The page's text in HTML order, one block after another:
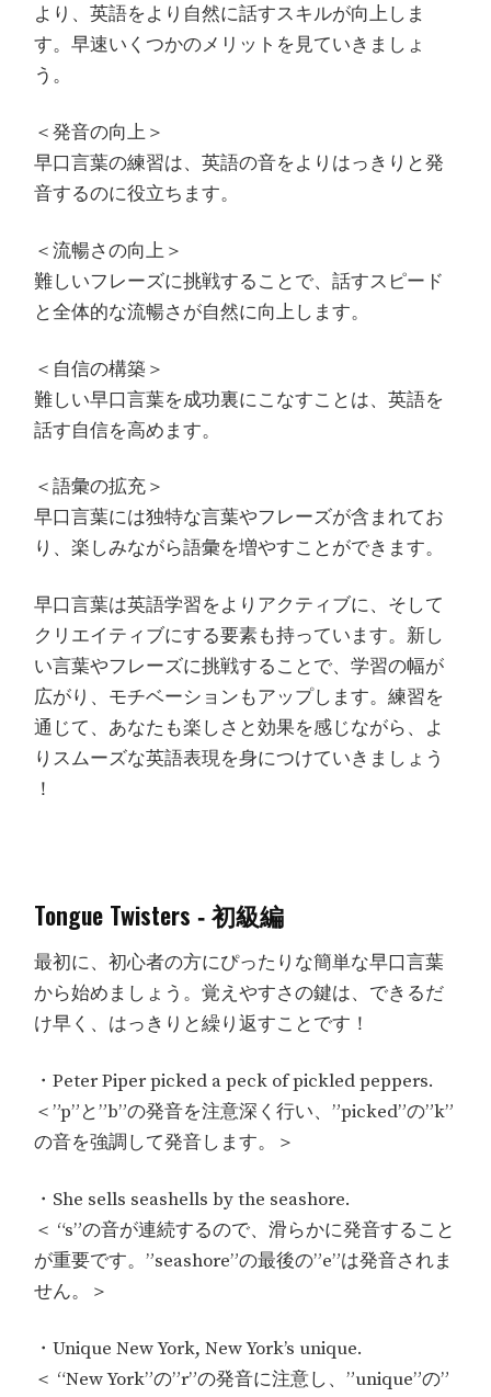
より、英語をより自然に話すスキルが向上しま
す。早速いくつかのメリットを見ていきましょ
う。
＜発音の向上＞
早口言葉の練習は、英語の音をよりはっきりと発
音するのに役立ちます。
＜流暢さの向上＞
難しいフレーズに挑戦することで、話すスピード
と全体的な流暢さが自然に向上します。
＜自信の構築＞
難しい早口言葉を成功裏にこなすことは、英語を
話す自信を高めます。
＜語彙の拡充＞
早口言葉には独特な言葉やフレーズが含まれてお
り、楽しみながら語彙を増やすことができます。
早口言葉は英語学習をよりアクティブに、そして
クリエイティブにする要素も持っています。新し
い言葉やフレーズに挑戦することで、学習の幅が
広がり、モチベーションもアップします。練習を
通じて、あなたも楽しさと効果を感じながら、よ
りスムーズな英語表現を身につけていきましょう
！
Tongue Twisters ‐ 初級編
最初に、初心者の方にぴったりな簡単な早口言葉
から始めましょう。覚えやすさの鍵は、できるだ
け早く、はっきりと繰り返すことです！
・Peter Piper picked a peck of pickled peppers.
＜”p”と”b”の発音を注意深く行い、”picked”の”k”
の音を強調して発音します。＞
・She sells seashells by the seashore.
＜ “s”の音が連続するので、滑らかに発音すること
が重要です。”seashore”の最後の”e”は発音されま
せん。＞
・Unique New York, New York’s unique.
＜ “New York”の”r”の発音に注意し、”unique”の”